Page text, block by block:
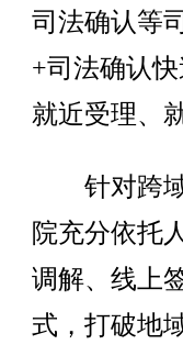
司法确认等
+司法确认
就近受理、
针对跨域
院充分依托
调解、线上
式，打破地